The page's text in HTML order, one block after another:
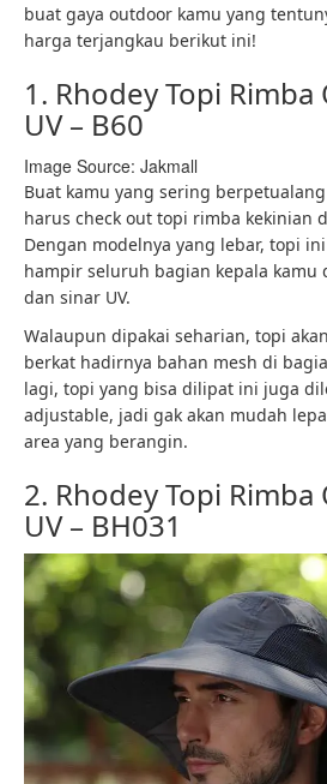
buat gaya outdoor kamu yang
harga terjangkau berikut ini!
1. Rhodey Topi
UV – B60
Image Source: Jakmall
Buat kamu yang sering
harus check out topi rimba kekinian
Dengan modelnya yang lebar, topi
hampir seluruh bagian kepala kamu
dan sinar UV.
Walaupun dipakai seharian, topi
berkat hadirnya bahan mesh di
lagi, topi yang bisa dilipat ini juga
adjustable, jadi gak akan mudah
area yang berangin.
2. Rhodey Topi
UV – BH031